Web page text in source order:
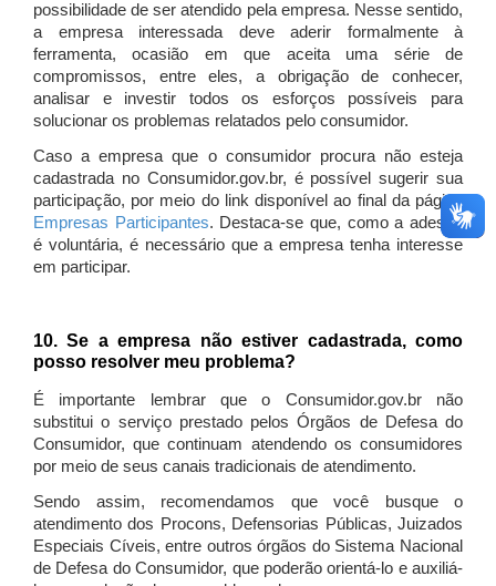
possibilidade de ser atendido pela empresa. Nesse sentido,
a empresa interessada deve aderir formalmente à
ferramenta, ocasião em que aceita uma série de
compromissos, entre eles, a obrigação de conhecer,
analisar e investir todos os esforços possíveis para
solucionar os problemas relatados pelo consumidor.
Caso a empresa que o consumidor procura não esteja
cadastrada no Consumidor.gov.br, é possível sugerir sua
participação, por meio do link disponível ao final da página
Empresas Participantes. Destaca-se que, como a adesão
é voluntária, é necessário que a empresa tenha interesse
em participar.
10. Se a empresa não estiver cadastrada, como
posso resolver meu problema?
É importante lembrar que o Consumidor.gov.br não
substitui o serviço prestado pelos Órgãos de Defesa do
Consumidor, que continuam atendendo os consumidores
por meio de seus canais tradicionais de atendimento.
Sendo assim, recomendamos que você busque o
atendimento dos Procons, Defensorias Públicas, Juizados
Especiais Cíveis, entre outros órgãos do Sistema Nacional
de Defesa do Consumidor, que poderão orientá-lo e auxiliá-